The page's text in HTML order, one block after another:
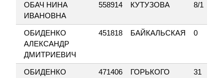
ОБАЧ НИНА
ИВАНОВНА
558914 КУТУЗОВА 8/1
ОБИДЕНКО
АЛЕКСАНДР
ДМИТРИЕВИЧ
451818 БАЙКАЛЬСКАЯ 0
ОБИДЕНКО
471406 ГОРЬКОГО 31